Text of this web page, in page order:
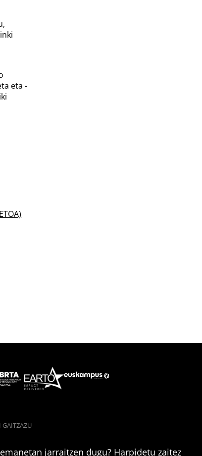
eta -
GAITZAZU
jarraitzen dugu? Harpidetu zaitez